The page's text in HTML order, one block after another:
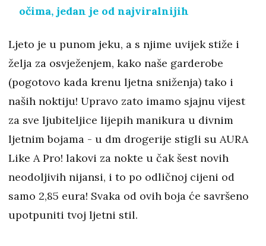
očima, jedan je od najviralnijih
Ljeto je u punom jeku, a s njime uvijek stiže i
želja za osvježenjem, kako naše garderobe
(pogotovo kada krenu ljetna sniženja) tako i
naših noktiju! Upravo zato imamo sjajnu vijest
za sve ljubiteljice lijepih manikura u divnim
ljetnim bojama - u dm drogerije stigli su AURA
Like A Pro! lakovi za nokte u čak šest novih
neodoljivih nijansi, i to po odličnoj cijeni od
samo 2,85 eura! Svaka od ovih boja će savršeno
upotpuniti tvoj ljetni stil.